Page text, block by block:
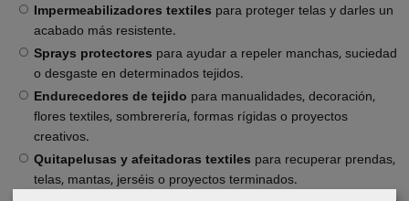
Impermeabilizadores textiles para proteger telas y darles un
acabado más resistente.
Sprays protectores para ayudar a repeler manchas, suciedad
o desgaste en determinados tejidos.
Endurecedores de tejido para manualidades, decoración,
flores textiles, sombrerería, formas rígidas o proyectos
creativos.
Quitapelusas y afeitadoras textiles para recuperar prendas,
telas, mantas, jerséis o proyectos terminados.